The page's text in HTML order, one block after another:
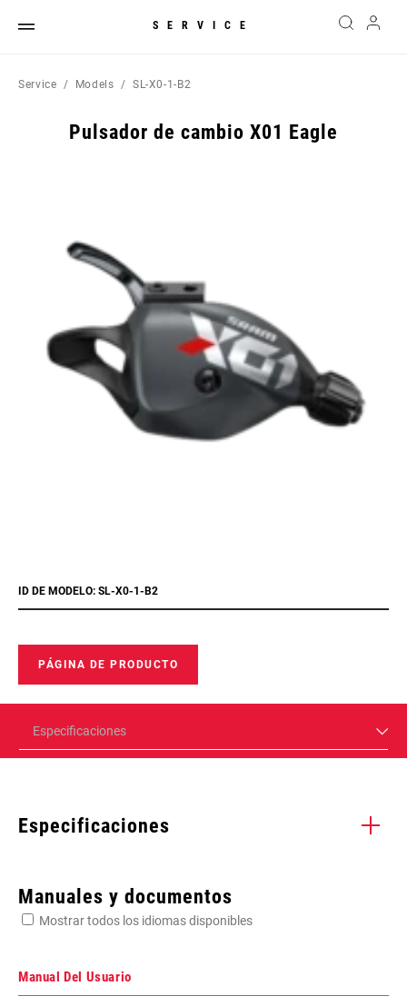
SERVICE
Service Models SL-X0-1-B2
Pulsador de cambio X01 Eagle
ID DE MODELO: SL-X0-1-B2
PÁGINA DE PRODUCTO
Especificaciones
Especificaciones
Manuales y documentos
Mostrar todos los idiomas disponibles
Manual Del Usuario